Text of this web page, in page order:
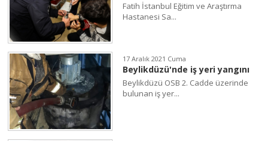
Fatih İstanbul Eğitim ve Araştırma
Hastanesi Sa...
17 Aralık 2021 Cuma
Beylikdüzü'nde iş yeri yangını
Beylikdüzü OSB 2. Cadde üzerinde
bulunan iş yer...